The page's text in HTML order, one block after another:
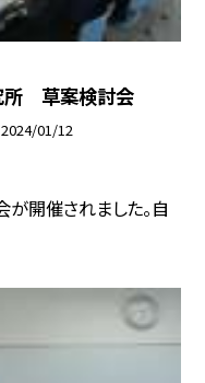
所 草案検討会
2024/01/12
開催されました。自